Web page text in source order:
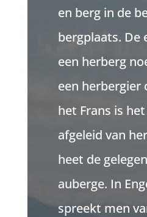
en berg in de
bergplaats. De
een herberg
een herbergier
het Frans is
afgeleid van
heet de
auberge. In
spreekt men